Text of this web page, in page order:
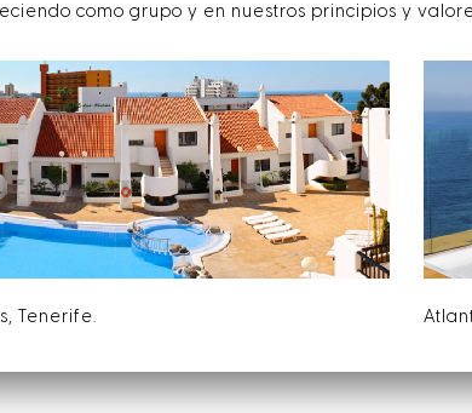
como grupo y en nuestros principios y
Tenerife.